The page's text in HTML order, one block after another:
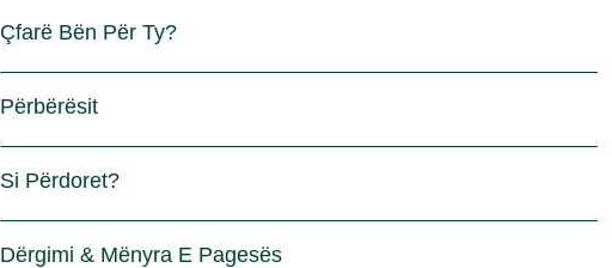
Çfarë Bën Për Ty?
Përbërësit
Si Përdoret?
Dërgimi & Mënyra E Pagesës